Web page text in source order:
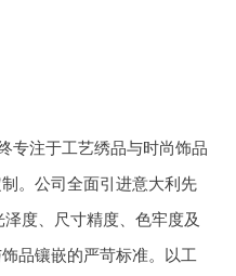
专注于工艺绣品与时尚饰品
。公司全面引进意大利先
度、尺寸精度、色牢度及
品镶嵌的严苛标准。以工